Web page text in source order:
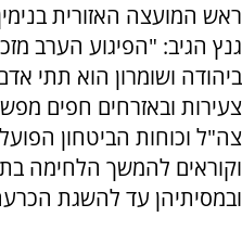
ראש המועצה האזורית
גנץ הגיב: "הפיגוע הערב
ביהודה ושומרון הוא תתי
צעירות ובאזרחים חפים
צה"ל וכוחות הביטחון
וקוראים להמשך הלחימה
ובמסיתיהן עד להשגת